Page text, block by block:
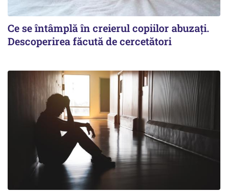
Ce se întâmplă în creierul copiilor abuzați.
Descoperirea făcută de cercetători